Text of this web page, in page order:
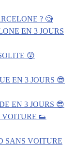
? 🧐
EN 3 JOURS
😲
EN 3 JOURS 😎
EN 3 JOURS 😎
👟
SANS VOITURE